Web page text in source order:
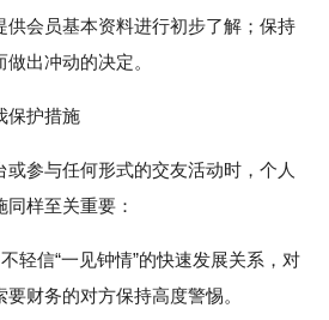
供会员基本资料进行初步了解；保持
做出冲动的决定。
保护措施
或参与任何形式的交友活动时，个人
样至关重要：
轻信“一见钟情”的快速发展关系，对
财务的对方保持高度警惕。